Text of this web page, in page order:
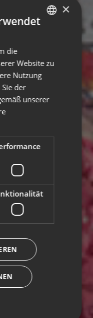
×
die
Website zu
Nutzung
der
unserer